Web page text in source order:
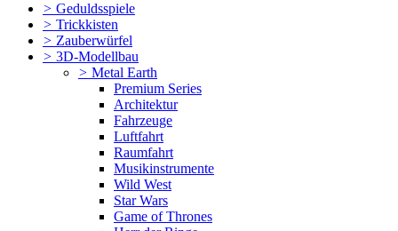
> Geduldsspiele
> Trickkisten
> Zauberwürfel
> 3D-Modellbau
> Metal Earth
Premium Series
Architektur
Fahrzeuge
Luftfahrt
Raumfahrt
Musikinstrumente
Wild West
Star Wars
Game of Thrones